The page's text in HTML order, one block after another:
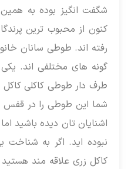
شگفت انگیز بوده به
کنون از محبوب ترین
رفته اند. طوطی سانان
گونه های مختلفی اند.
طرف دار طوطی کاکلی کاکل
شما این طوطی را در قفس
اشنایان تان دیده باشید
نبوده اید. اگر به
کاکل زری علاقه مند